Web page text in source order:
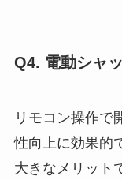
Q4. 電動シャ
リモコン操作で
性向上に効果的
大きなメリット